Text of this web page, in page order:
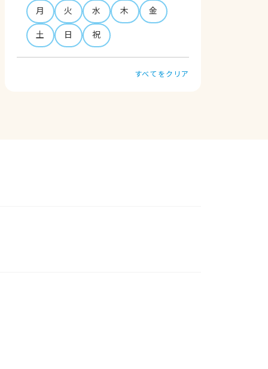
月 火 水 木
金
土
日 祝
すべてをクリア